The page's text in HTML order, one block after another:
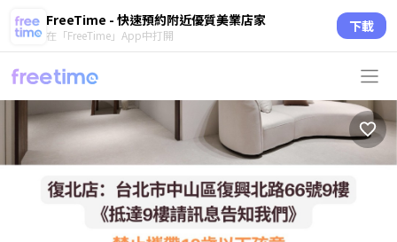
FreeTime - 快速預約附近優質美業店家
在「FreeTime」App中打開 下載